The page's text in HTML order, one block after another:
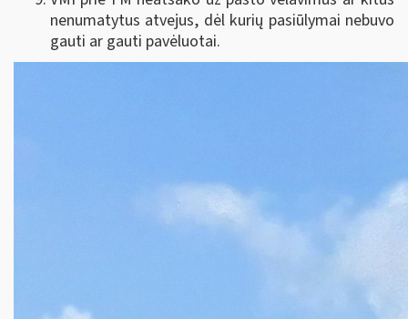
nenumatytus atvejus, dėl kurių pasiūlymai nebuvo
gauti ar gauti pavėluotai.